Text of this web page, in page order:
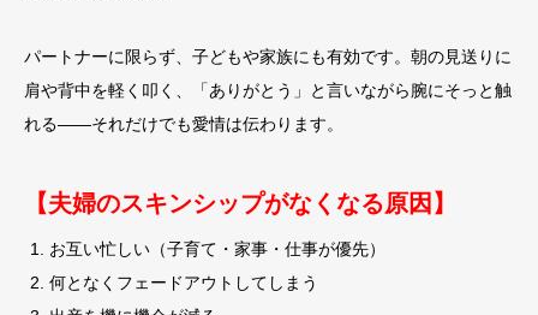
パートナーに限らず、子どもや家族にも有効です。朝の見送りに
肩や背中を軽く叩く、「ありがとう」と言いながら腕にそっと触
れる――それだけでも愛情は伝わります。
【夫婦のスキンシップがなくなる原因】
お互い忙しい（子育て・家事・仕事が優先）
何となくフェードアウトしてしまう